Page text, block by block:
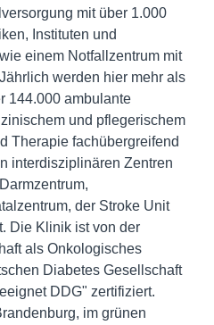
mit über 1.000
Instituten und
einem Notfallzentrum mit
werden hier mehr als
144.000 ambulante
und pflegerischem
Therapie fachübergreifend
interdisziplinären Zentren
der Stroke Unit
Die Klinik ist von der
als Onkologisches
Diabetes Gesellschaft
DDG" zertifiziert.
im grünen